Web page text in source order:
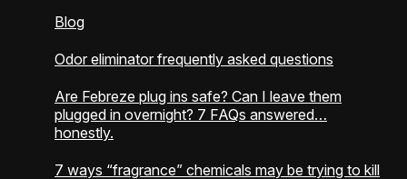
Blog
Odor eliminator frequently asked questions
Are Febreze plug ins safe? Can I leave them
plugged in overnight? 7 FAQs answered…
honestly.
7 ways “fragrance” chemicals may be trying to kill